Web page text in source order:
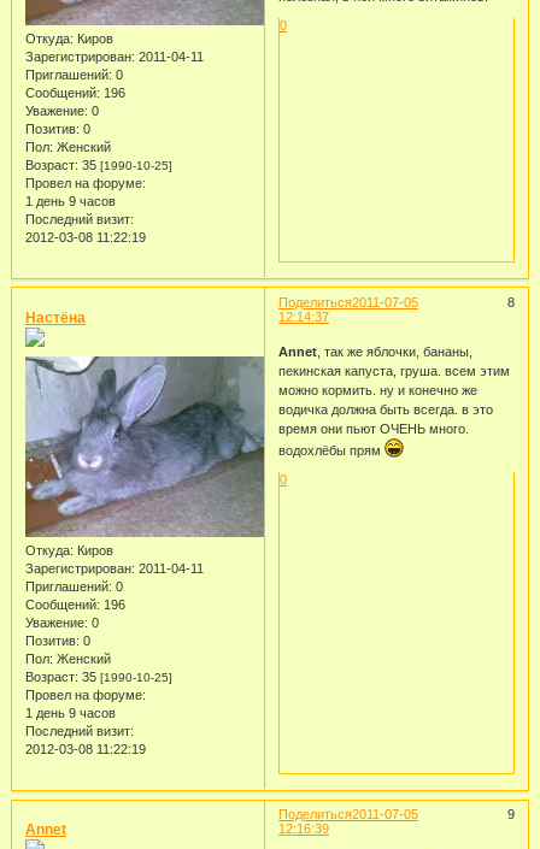
Откуда: Киров
Зарегистрирован: 2011-04-11
Приглашений: 0
Сообщений: 196
Уважение: 0
Позитив: 0
Пол: Женский
Возраст: 35 [1990-10-25]
Провел на форуме:
1 день 9 часов
Последний визит:
2012-03-08 11:22:19
0
Поделиться 8
2011-07-05
12:14:37
Настёна
Откуда: Киров
Зарегистрирован: 2011-04-11
Приглашений: 0
Сообщений: 196
Уважение: 0
Позитив: 0
Пол: Женский
Возраст: 35 [1990-10-25]
Провел на форуме:
1 день 9 часов
Последний визит:
2012-03-08 11:22:19
Annet, так же яблочки, бананы,
пекинская капуста, груша. всем этим
можно кормить. ну и конечно же
водичка должна быть всегда. в это
время они пьют ОЧЕНЬ много.
водохлёбы прям
0
Поделиться 9
2011-07-05
12:16:39
Annet